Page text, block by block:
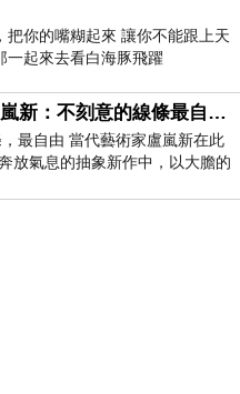
你的嘴糊起來 讓你不能跟上天
一起來去看白海豚飛躍
當代藝術家盧嵐新：不刻意的線條最自由，讓色彩流動、筆觸自己說話
最自由 當代藝術家盧嵐新在此
放氣息的抽象新作中，以大膽的
布上揮灑、壓印與流淌